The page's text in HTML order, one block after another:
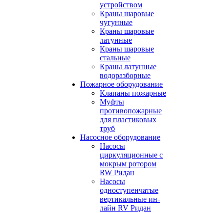
устройством
Краны шаровые
чугунные
Краны шаровые
латунные
Краны шаровые
стальные
Краны латунные
водоразборные
Пожарное оборудование
Клапаны пожарные
Муфты
противопожарные
для пластиковых
труб
Насосное оборудование
Насосы
циркуляционные с
мокрым ротором
RW Ридан
Насосы
одноступенчатые
вертикальные ин-
лайн RV Ридан